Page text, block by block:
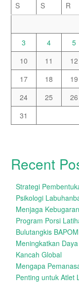
S
S R
3
4 5
10
11 12
17
18 19
24
25 26
31
Recent
Strategi
Psikologi
Menjaga
Program Porsi
Bulutangkis
Meningkatkan
Kancah Global
Mengapa
Penting untuk Atlet